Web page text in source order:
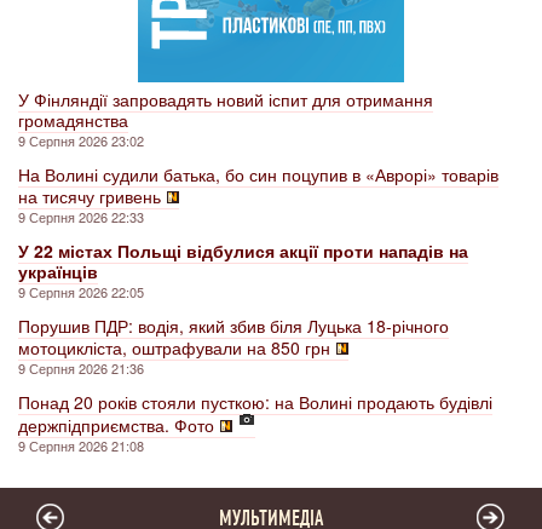
У Фінляндії запровадять новий іспит для отримання
громадянства
9 Серпня 2026 23:02
На Волині судили батька, бо син поцупив в «Аврорі» товарів
на тисячу гривень
9 Серпня 2026 22:33
У 22 містах Польщі відбулися акції проти нападів на
українців
9 Серпня 2026 22:05
Порушив ПДР: водія, який збив біля Луцька 18-річного
мотоцикліста, оштрафували на 850 грн
9 Серпня 2026 21:36
Понад 20 років стояли пусткою: на Волині продають будівлі
держпідприємства. Фото
9 Серпня 2026 21:08
МУЛЬТИМЕДІА